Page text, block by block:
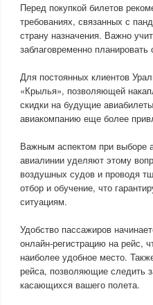
Перед покупкой билетов
требованиях, связанных с
страну назначения. Важно
заблаговременно планировать
Для постоянных клиентов
«Крылья», позволяющей
скидки на будущие
авиакомпанию еще более
Важным аспектом при выборе
авиалинии уделяют этому
воздушных судов и проводя
отбор и обучение, что
ситуациям.
Удобство пассажиров
онлайн-регистрацию на рейс,
наиболее удобное место.
рейса, позволяющие следить
касающихся вашего полета.